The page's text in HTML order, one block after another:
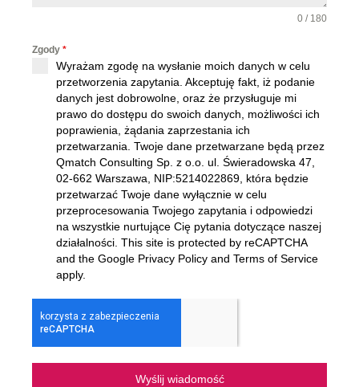
0 / 180
Zgody *
Wyrażam zgodę na wysłanie moich danych w celu
przetworzenia zapytania. Akceptuję fakt, iż podanie
danych jest dobrowolne, oraz że przysługuje mi
prawo do dostępu do swoich danych, możliwości ich
poprawienia, żądania zaprzestania ich
przetwarzania. Twoje dane przetwarzane będą przez
Qmatch Consulting Sp. z o.o. ul. Świeradowska 47,
02-662 Warszawa , NIP:5214022869, która będzie
przetwarzać Twoje dane wyłącznie w celu
przeprocesowania Twojego zapytania i odpowiedzi
na wszystkie nurtujące Cię pytania dotyczące naszej
działalności. This site is protected by reCAPTCHA
and the Google Privacy Policy and Terms of Service
apply.
Wyślij wiadomość